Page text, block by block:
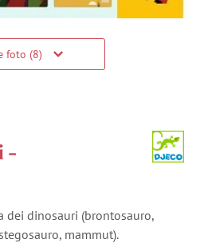
foto (8)
-
dinosauri (brontosauro,
mammut).